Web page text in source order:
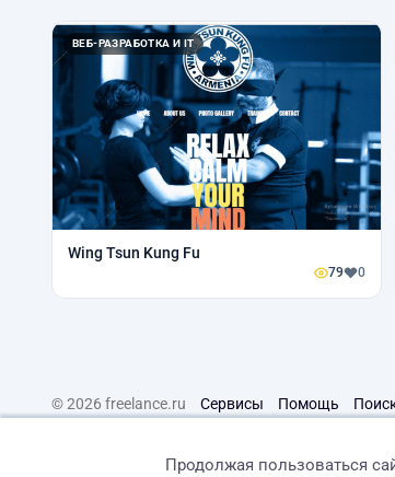
ВЕБ-РАЗРАБОТКА И IT
Wing Tsun Kung Fu
79 0
© 2026 freelance.ru Сервисы Помощь
Продолжая пользоваться